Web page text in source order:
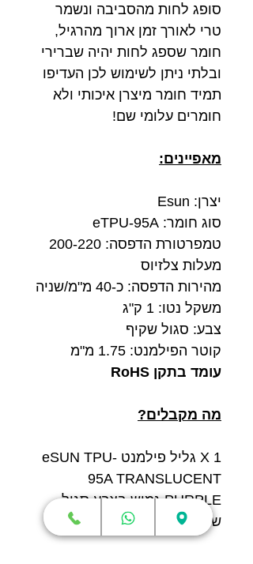
סופג לחות מהסביבה ונשמר
טרי לאורך זמן ארוך מהרגיל,
חומר שספג לחות יהיה שברירי
ובלתי ניתן לשימוש לכן העדיפו
תמיד חומר מיצרן איכותי ולא
חומרים עלומי שם!
מאפיינים:
יצרן: Esun
סוג חומר: eTPU-95A
טמפרטורת הדפסה: 200-220
מעלות צלזיוס
מהירות הדפסה: כ-40 מ"מ/שניה
משקל נטו: 1 ק"ג
צבע: סגול שקיף
קוטר הפילמנט: 1.75 מ"מ
עומד בתקן RoHS
מה מקבלים?
1 X גליל פילמנט eSUN TPU-
95A TRANSLUCENT
PURPLE גמיש בצבע סגול
שקיף - יבואן רשמי